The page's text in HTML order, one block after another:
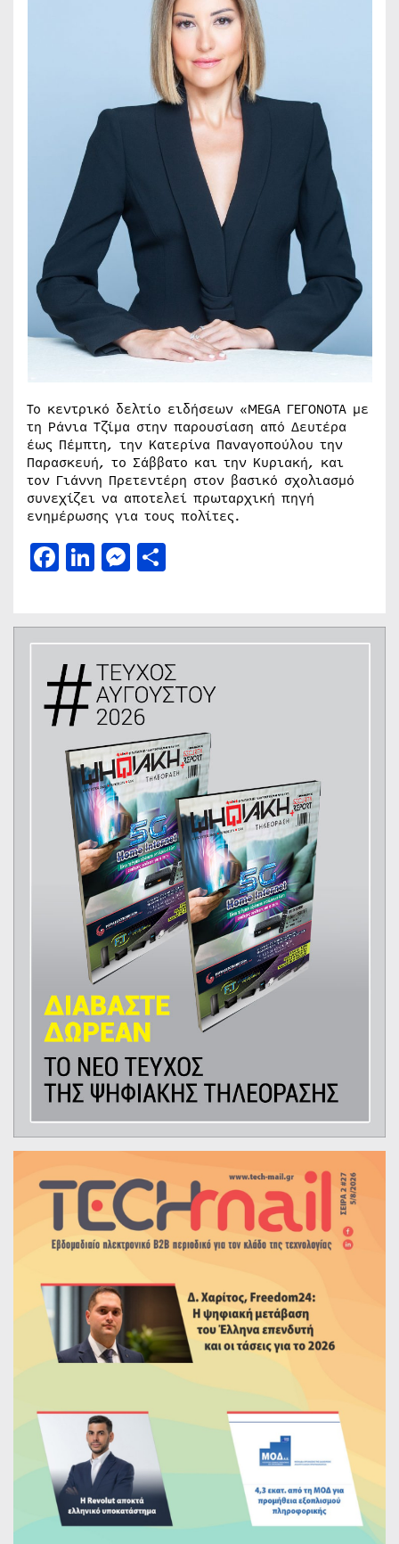
Το κεντρικό δελτίο ειδήσεων «MEGA ΓΕΓΟΝΟΤΑ με
τη Ράνια Τζίμα στην παρουσίαση από Δευτέρα
έως Πέμπτη, την Κατερίνα Παναγοπούλου την
Παρασκευή, το Σάββατο και την Κυριακή, και
τον Γιάννη Πρετεντέρη στον βασικό σχολιασμό
συνεχίζει να αποτελεί πρωταρχική πηγή
ενημέρωσης για τους πολίτες.
Facebook
LinkedIn
Messenger